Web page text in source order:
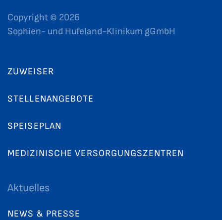
Copyright © 2026
Sophien- und Hufeland-Klinikum gGmbH
ZUWEISER
STELLENANGEBOTE
SPEISEPLAN
MEDIZINISCHE VERSORGUNGSZENTREN
Aktuelles
NEWS & PRESSE